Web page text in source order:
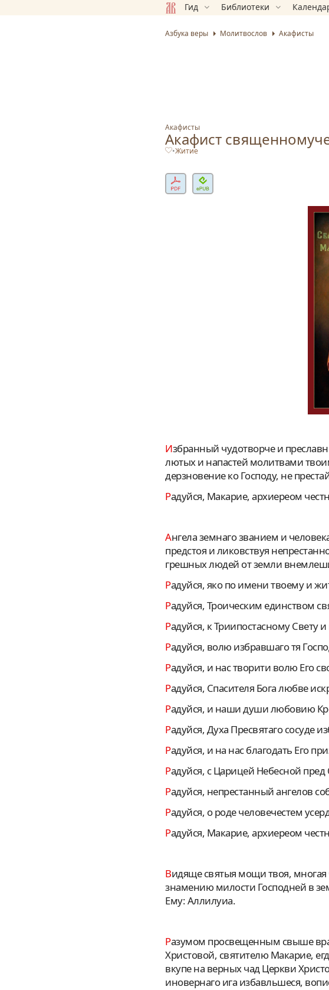
Гид Библиотеки
Азбука веры Молитвослов Акафисты
Акафисты
Акафист
•Житие
Избранный чудотворче и преславный угодниче Христов, святителю отче Макарие, присно от
лютых и напастей молитвами
дерзновение ко Господу, не
Радуйся, Макарие, архиереом
Ангела земнаго званием и человека небеснаго житием, яви тя небесе и земли Создатель: Емуже
предстоя и ликовствуя
грешных людей от земли
Радуйся, яко по имени твоему и
Радуйся, Троическим единством
Радуйся, к Триипостасному
Радуйся, волю избравшаго тя
Радуйся, и нас творити волю Его
Радуйся, Спасителя Бога любве
Радуйся, и наши души любовию
Радуйся, Духа Пресвятаго сосуде
Радуйся, и на нас благодать Его
Радуйся, с Царицей Небесной
Радуйся, непрестанный ангелов
Радуйся, о роде человечестем
Радуйся, Макарие, архиереом
Видяще святыя мощи твоя, многая чудеса источающия, и покланяющеся им, яко дивному
знамению милости Господней в
Ему: Аллилуиа.
Разумом просвещенным свыше вразумляя заблуждшия, сильный поборник был еси истины
Христовой, святителю Макарие,
вкупе на верных чад Церкви
иновернаго ига избавльшеся,